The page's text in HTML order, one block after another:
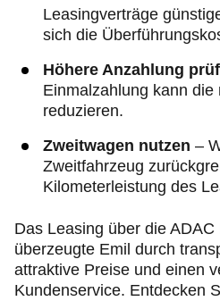
Leasingverträge
sich die
Höhere Anzahlung
Einmalzahlung kann die
reduzieren.
Zweitwagen nutzen –
Zweitfahrzeug
Kilometerleistung des
Das Leasing über die
überzeugte Emil durch
attraktive Preise und einen
Kundenservice. Entdecken